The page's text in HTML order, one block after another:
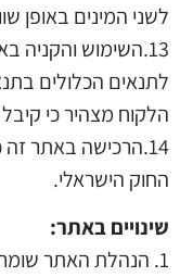
לשני המינים באופן
13.השימוש
לתנאים הכלולים
הלקוח מצהיר כי
14.הרכישה באתר
החוק הישראלי.
שינויים באתר:
1. הנהלת האתר